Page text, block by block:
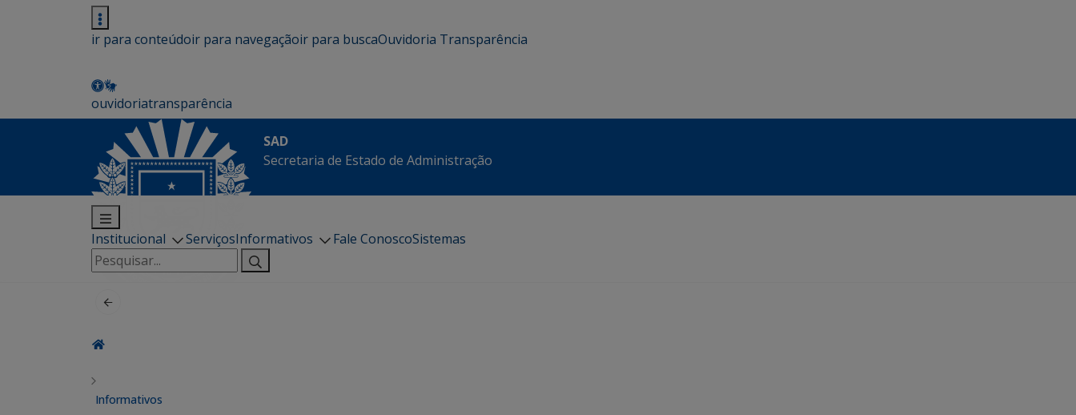
ir para conteúdoir para navegaçãoir para buscaOuvidoria Transparência
ouvidoriatransparência
SAD
Secretaria de Estado de Administração
Institucional ServiçosInformativos Fale ConoscoSistemas
Pesquisar
por:
Informativos